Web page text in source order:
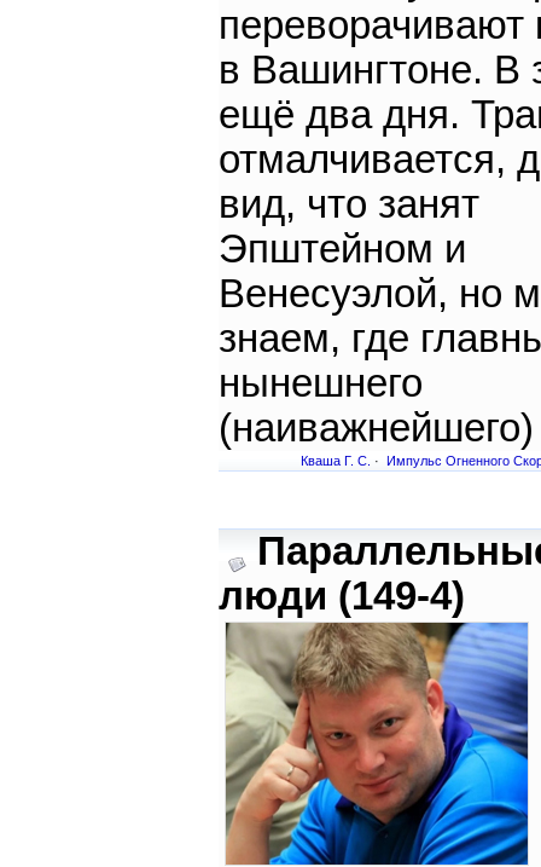
переворачивают
в Вашингтоне. В
ещё два дня.
отмалчивается,
вид, что занят
Эпштейном и
Венесуэлой, но
знаем, где
нынешнего
(наиважнейшего)
Кваша Г. С. · Импульс Огненного
люди (149-4)